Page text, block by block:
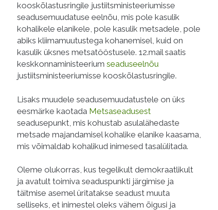
kooskõlastusringile justiitsministeeriumisse
seadusemuudatuse eelnõu, mis pole kasulik
kohalikele elanikele, pole kasulik metsadele, pole
abiks kliimamuutustega kohanemisel, kuid on
kasulik üksnes metsatööstusele. 12.mail saatis
keskkonnaministeerium seaduseelnõu
justiitsministeeriumisse kooskõlastusringile.
Lisaks muudele seadusemuudatustele on üks
eesmärke kaotada Metsaseadusest
seadusepunkt, mis kohustab asulalähedaste
metsade majandamisel kohalike elanike kaasama,
mis võimaldab kohalikud inimesed tasalülitada.
Oleme olukorras, kus tegelikult demokraatlikult
ja avatult toimiva seaduspunkti järgimise ja
täitmise asemel üritatakse seadust muuta
selliseks, et inimestel oleks vähem õigusi ja